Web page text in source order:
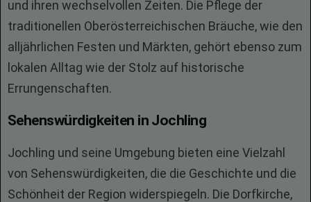
und ihren wechselvollen Zeiten. Die Pflege der
traditionellen Oberösterreichischen Bräuche, wie den
alljährlichen Festen und Märkten, gehört ebenso zum
lokalen Alltag wie der Stolz auf historische
Errungenschaften.
Sehenswürdigkeiten in Jochling
Jochling und seine Umgebung bieten eine Vielzahl
von Sehenswürdigkeiten, die die Geschichte und die
Schönheit der Region widerspiegeln. Die Dorfkirche,